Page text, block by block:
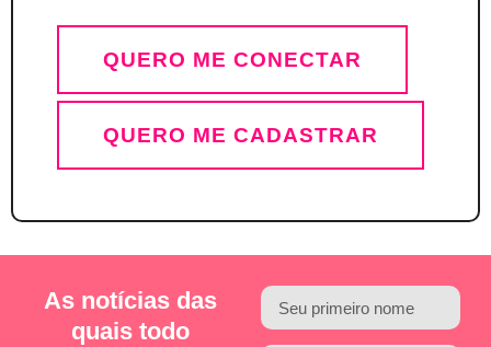
QUERO ME CONECTAR
QUERO ME CADASTRAR
As notícias das
quais todo